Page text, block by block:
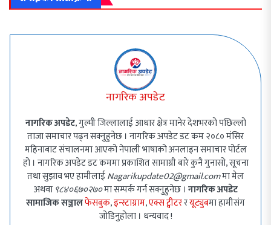
नागरिक अपडेट
नागरिक अपडेट, गुल्मी जिल्लालाई आधार क्षेत्र मानेर देशभरको पछिल्लो
ताजा समाचार पढ्न सक्नुहुनेछ । नागरिक अपडेट डट कम २०८० मंसिर
महिनाबाट संचालनमा आएको नेपाली भाषाको अनलाइन समाचार पोर्टल
हो । नागरिक अपडेट डट कममा प्रकाशित सामाग्री बारे कुनै गुनासो, सूचना
तथा सुझाव भए हामीलाईNagarikupdate02@gmail.comमा मेल
अथवा ९८४०६७०२७०मा सम्पर्क गर्न सक्नुहुनेछ । नागरिक अपडेट
सामाजिक सञ्जालफेसबुक,इन्स्टाग्राम,एक्स ट्वीटररयूट्युबमा हामीसंग
जोडिनुहोला । धन्यवाद !